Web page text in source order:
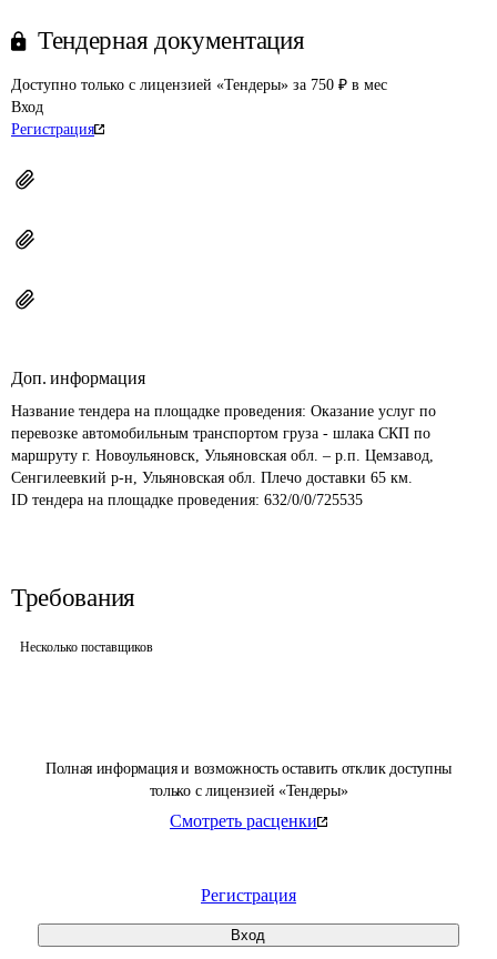
Полная информация и возможность оставить отклик доступны
только с лицензией «Тендеры»
Смотреть расценки
Регистрация
Вход
Тендерная документация
Доступно только с лицензией «Тендеры» за 750 ₽ в мес
Вход
Регистрация
Доп. информация
Название тендера на площадке проведения: Оказание услуг по
перевозке автомобильным транспортом груза - шлака СКП по
маршруту г. Новоульяновск, Ульяновская обл. – р.п. Цемзавод,
Сенгилеевкий р-н, Ульяновская обл. Плечо доставки 65 км.
ID тендера на площадке проведения: 632/0/0/725535
Требования
Несколько поставщиков